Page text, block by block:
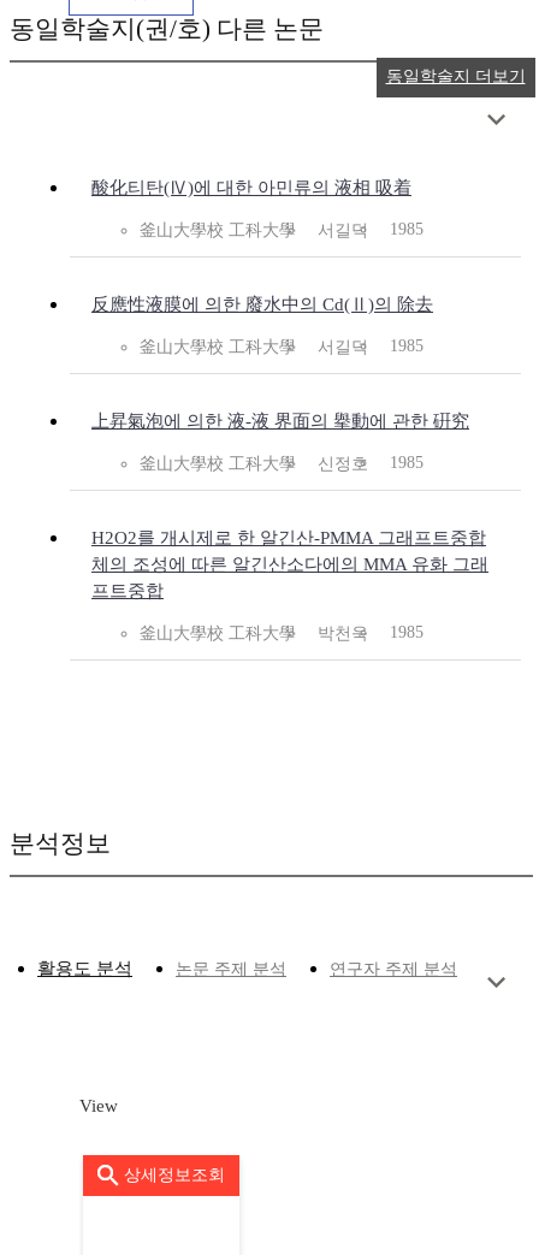
동일학술지(권/호) 다른 논문
酸化티탄(Ⅳ)에 대한 아민류의 液相 吸着
釜山大學校 工科大學 서길덕 1985
反應性液膜에 의한 廢水中의 Cd(Ⅱ)의 除去
釜山大學校 工科大學 서길덕 1985
上昇氣泡에 의한 液-液 界面의 擧動에 관한 硏究
釜山大學校 工科大學 신정호 1985
H2O2를 개시제로 한 알긴산-PMMA 그래프트중합
체의 조성에 따른 알긴산소다에의 MMA 유화 그래
프트중합
釜山大學校 工科大學 박천욱 1985
동일학술지 더보기
분석정보
활용도 분석 논문 주제 분석 연구자 주제 분석
View
상세정보조회